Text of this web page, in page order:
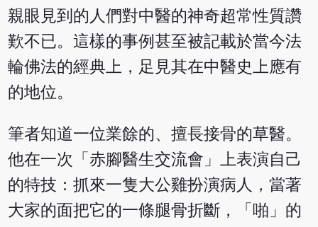
親眼見到的人們對中醫的神奇超常性質讚
歎不已。這樣的事例甚至被記載於當今法
輪佛法的經典上，足見其在中醫史上應有
的地位。
筆者知道一位業餘的、擅長接骨的草醫。
他在一次「赤腳醫生交流會」上表演自己
的特技：抓來一隻大公雞扮演病人，當著
大家的面把它的一條腿骨折斷，「啪」的